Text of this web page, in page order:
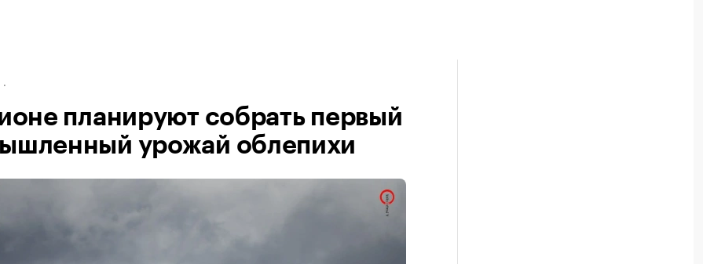
планируют собрать первый
урожай облепихи